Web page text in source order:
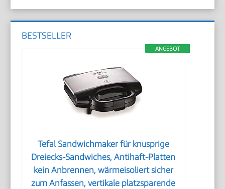
BESTSELLER
ANGEBOT
Tefal Sandwichmaker für knusprige
Dreiecks-Sandwiches, Antihaft-Platten
kein Anbrennen, wärmeisoliert sicher
zum Anfassen, vertikale platzsparende